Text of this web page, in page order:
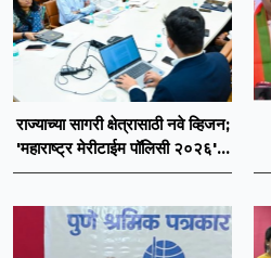
राज्याच्या सागरी क्षेत्रासाठी नवे व्हिजन;
'महाराष्ट्र मेरीटाईम पॉलिसी २०२६'चा
प्रस्ताव